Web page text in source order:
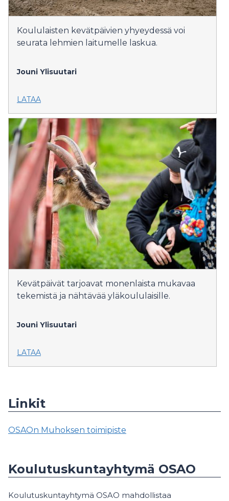
Koululaisten kevätpäivien yhyeydessä voi
seurata lehmien laitumelle laskua.
Jouni Ylisuutari
LATAA
Kevätpäivät tarjoavat monenlaista mukavaa
tekemistä ja nähtävää yläkoululaisille.
Jouni Ylisuutari
LATAA
Linkit
OSAOn Muhoksen toimipiste
Koulutuskuntayhtymä OSAO
Koulutuskuntayhtymä OSAO mahdollistaa